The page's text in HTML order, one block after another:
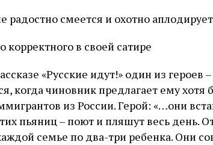
радостно смеется и охотно
корректного в своей сатире
«Русские идут!» один из героев
когда чиновник предлагает ему
из России. Герой: «…они
пьяниц – поют и пляшут весь день.
семье по два-три ребенка. Они